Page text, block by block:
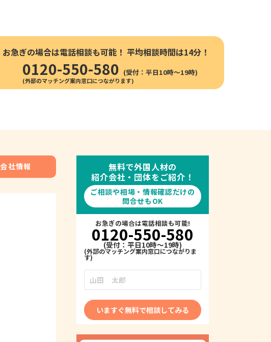
お急ぎの場合は電話相談も可能！ 平均相談時間は14分！
0120-550-580 (受付：平日10時〜19時)
会社情報
無料で外国人材の
紹介会社・団体をご紹介！
ご相談や相場・情報確認だけの
問合せもOK
お急ぎの場合は電話相談も可能!
0120-550-580
(受付：平日10時～19時)
いますぐ無料で相談してみる